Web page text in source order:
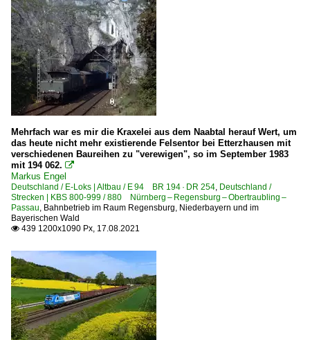
Mehrfach war es mir die Kraxelei aus dem Naabtal herauf Wert, um
das heute nicht mehr existierende Felsentor bei Etterzhausen mit
verschiedenen Baureihen zu "verewigen", so im September 1983
mit 194 062. 
Markus Engel
Deutschland / E-Loks | Altbau / E 94 BR 194 · DR 254, Deutschland /
Strecken | KBS 800-999 / 880 Nürnberg – Regensburg – Obertraubling –
Passau, Bahnbetrieb im Raum Regensburg, Niederbayern und im
Bayerischen Wald
 439 1200x1090 Px, 17.08.2021